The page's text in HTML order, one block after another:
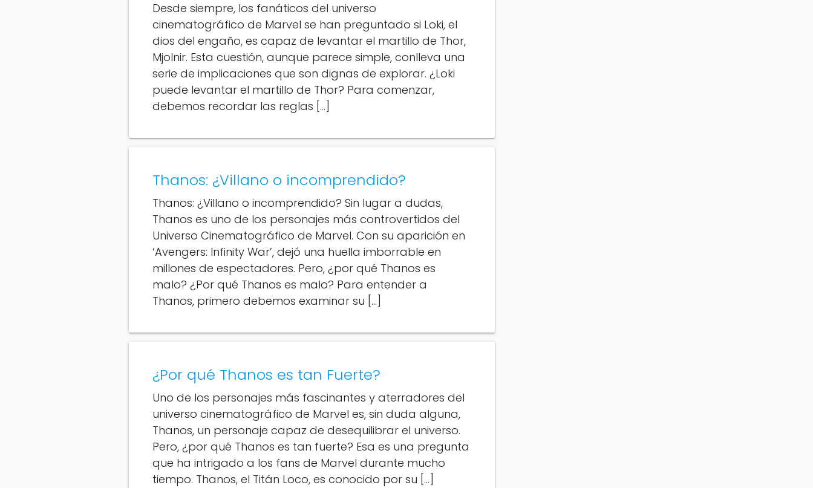
Desde siempre, los fanáticos del universo
cinematográfico de Marvel se han preguntado si Loki, el
dios del engaño, es capaz de levantar el martillo de Thor,
Mjolnir. Esta cuestión, aunque parece simple, conlleva una
serie de implicaciones que son dignas de explorar. ¿Loki
puede levantar el martillo de Thor? Para comenzar,
debemos recordar las reglas […]
Thanos: ¿Villano o incomprendido?
Thanos: ¿Villano o incomprendido? Sin lugar a dudas,
Thanos es uno de los personajes más controvertidos del
Universo Cinematográfico de Marvel. Con su aparición en
‘Avengers: Infinity War’, dejó una huella imborrable en
millones de espectadores. Pero, ¿por qué Thanos es
malo? ¿Por qué Thanos es malo? Para entender a
Thanos, primero debemos examinar su […]
¿Por qué Thanos es tan Fuerte?
Uno de los personajes más fascinantes y aterradores del
universo cinematográfico de Marvel es, sin duda alguna,
Thanos, un personaje capaz de desequilibrar el universo.
Pero, ¿por qué Thanos es tan fuerte? Esa es una pregunta
que ha intrigado a los fans de Marvel durante mucho
tiempo. Thanos, el Titán Loco, es conocido por su […]